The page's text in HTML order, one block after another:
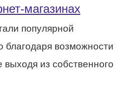
магазинах
популярной
благодаря возможности
выходя из собственного